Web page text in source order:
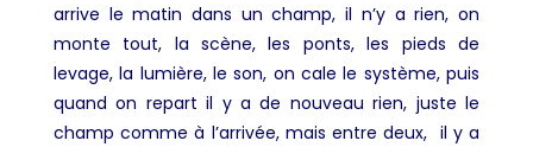
arrive le matin dans un champ, il n’y a rien, on
monte tout, la scène, les ponts, les pieds de
levage, la lumière, le son, on cale le système, puis
quand on repart il y a de nouveau rien, juste le
champ comme à l’arrivée, mais entre deux, il y a